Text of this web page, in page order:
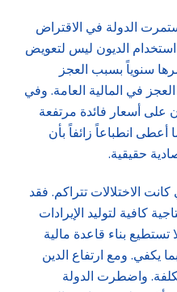
الدولة في الاقتراض
الديون ليس لتعويض
سنوياً بسبب العجز
في المالية العامة. وفي
أسعار فائدة مرتفعة
أعطى انطباعاً زائفاً بأن
حقيقية.
الاختلالات تتراكم. فقد
كافية لتوليد الإيرادات
تستطيع بناء قاعدة مالية
يكفي. ومع ارتفاع الدين
واضطرت الدولة